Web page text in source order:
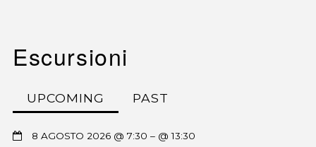
Escursioni
UPCOMING PAST
8 AGOSTO 2026 @ 7:30 – @ 13:30